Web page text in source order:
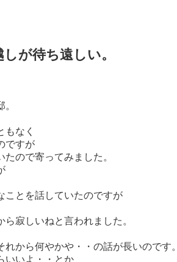
が待ち遠しい。
もなく
ですが
ので寄ってみました。
とを話していたのですが
寂しいねと言われました。
から何やかや・・の話が長いのです。
いいよ・・とか